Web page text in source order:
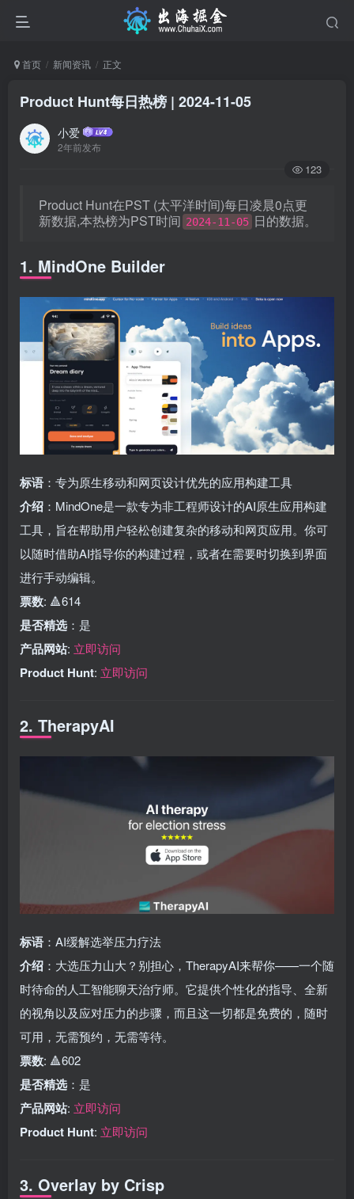
首页 新闻资讯 正文
Product Hunt每日热榜 | 2024-11-05
小爱
2年前发布
123
Product Hunt在PST (太平洋时间)每日凌晨0点更
新数据,本热榜为PST时间 2024-11-05 日的数据。
1. MindOne Builder
标语 ：专为原生移动和网页设计优先的应用构建工具
介绍 ：MindOne是一款专为非工程师设计的AI原生应用构建
工具，旨在帮助用户轻松创建复杂的移动和网页应用。你可
以随时借助AI指导你的构建过程，或者在需要时切换到界面
进行手动编辑。
票数: 🔺614
是否精选 ：是
产品网站: 立即访问
Product Hunt: 立即访问
2. TherapyAI
标语 ：AI缓解选举压力疗法
介绍 ：大选压力山大？别担心，TherapyAI来帮你——一个随
时待命的人工智能聊天治疗师。它提供个性化的指导、全新
的视角以及应对压力的步骤，而且这一切都是免费的，随时
可用，无需预约，无需等待。
票数: 🔺602
是否精选 ：是
产品网站: 立即访问
Product Hunt: 立即访问
3. Overlay by Crisp